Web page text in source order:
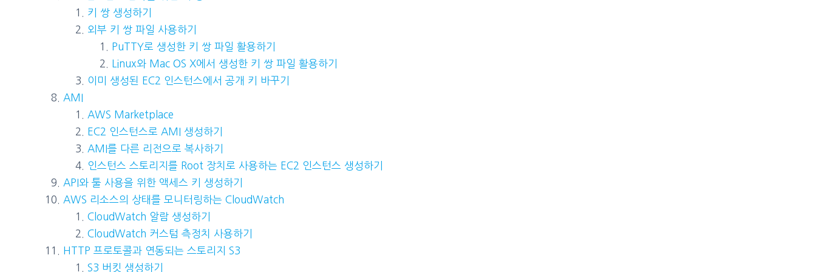
키 쌍 생성하기
외부 키 쌍 파일 사용하기
PuTTY로 생성한 키 쌍 파일 활용하기
Linux와 Mac OS X에서 생성한 키 쌍 파일 활용하기
이미 생성된 EC2 인스턴스에서 공개 키 바꾸기
AMI
AWS Marketplace
EC2 인스턴스로 AMI 생성하기
AMI를 다른 리전으로 복사하기
인스턴스 스토리지를 Root 장치로 사용하는 EC2 인스턴스 생성하기
API와 툴 사용을 위한 액세스 키 생성하기
AWS 리소스의 상태를 모니터링하는 CloudWatch
CloudWatch 알람 생성하기
CloudWatch 커스텀 측정치 사용하기
HTTP 프로토콜과 연동되는 스토리지 S3
S3 버킷 생성하기